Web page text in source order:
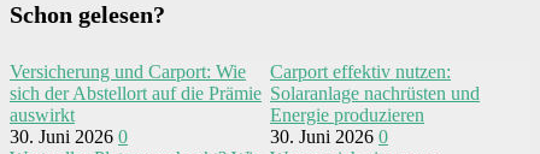
Schon gelesen?
Versicherung und Carport: Wie
sich der Abstellort auf die Prämie
auswirkt
30. Juni 2026 0
Carport effektiv nutzen:
Solaranlage nachrüsten und
Energie produzieren
30. Juni 2026 0